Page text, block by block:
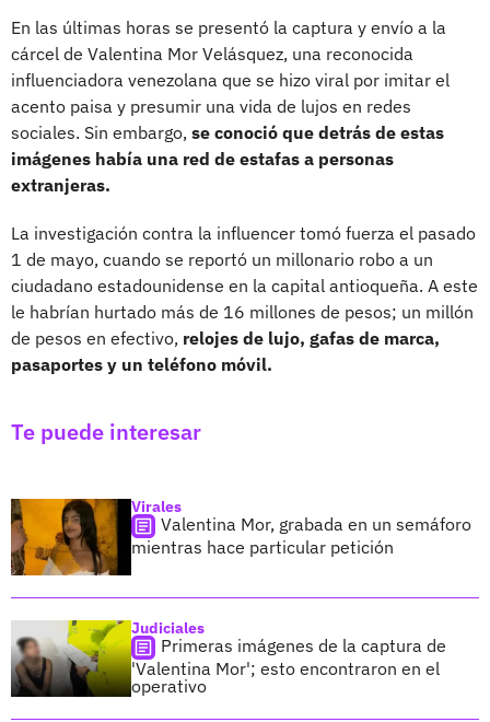
En las últimas horas se presentó la captura y envío a la
cárcel de Valentina Mor Velásquez, una reconocida
influenciadora venezolana que se hizo viral por imitar el
acento paisa y presumir una vida de lujos en redes
sociales. Sin embargo, se conoció que detrás de estas
imágenes había una red de estafas a personas
extranjeras.
La investigación contra la influencer tomó fuerza el pasado
1 de mayo, cuando se reportó un millonario robo a un
ciudadano estadounidense en la capital antioqueña. A este
le habrían hurtado más de 16 millones de pesos; un millón
de pesos en efectivo, relojes de lujo, gafas de marca,
pasaportes y un teléfono móvil.
Te puede interesar
Virales
Valentina Mor, grabada en un semáforo
mientras hace particular petición
Judiciales
Primeras imágenes de la captura de
'Valentina Mor'; esto encontraron en el
operativo